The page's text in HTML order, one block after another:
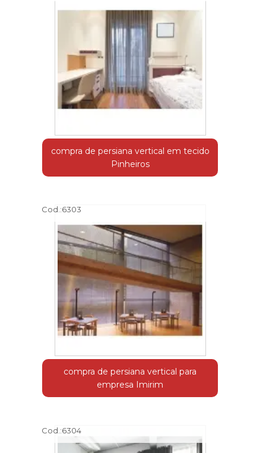
compra de persiana vertical em tecido
Pinheiros
Cod.:6303
compra de persiana vertical para
empresa Imirim
Cod.:6304